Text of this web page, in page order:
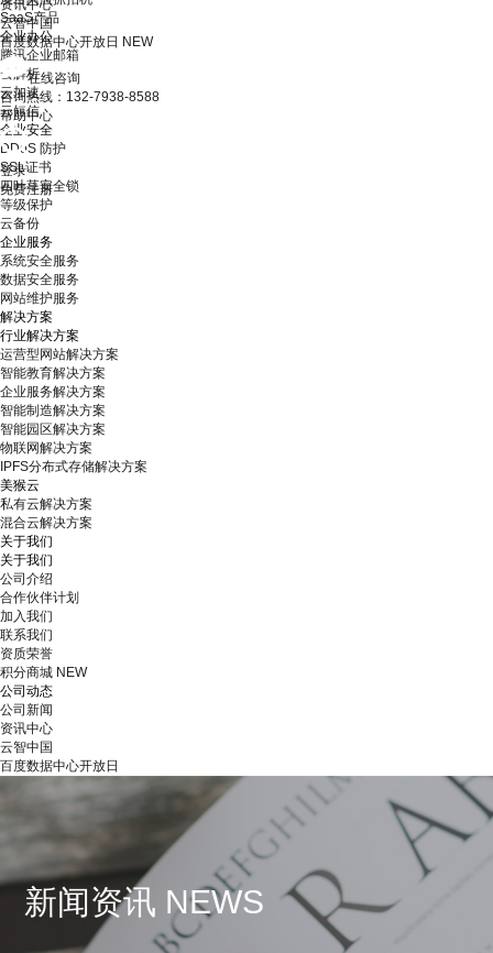
资讯中心
云智中国
百度数据中心开放日 NEW
在线咨询
咨询热线：132-7938-8588
帮助中心
登录
免费注册
SaaS产品
企业办公
腾讯企业邮箱
云解析
云加速
云短信
企业安全
DDoS 防护
SSL证书
四叶草安全锁
等级保护
云备份
企业服务
系统安全服务
数据安全服务
网站维护服务
解决方案
行业解决方案
运营型网站解决方案
智能教育解决方案
企业服务解决方案
智能制造解决方案
智能园区解决方案
物联网解决方案
IPFS分布式存储解决方案
美猴云
私有云解决方案
混合云解决方案
关于我们
关于我们
公司介绍
合作伙伴计划
加入我们
联系我们
资质荣誉
积分商城 NEW
公司动态
公司新闻
资讯中心
云智中国
百度数据中心开放日
新闻资讯 NEWS